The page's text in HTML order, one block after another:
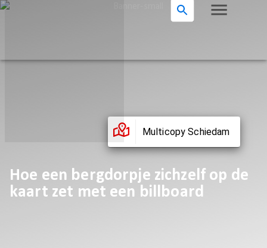
Multicopy Schiedam
Hoe een bergdorpje zichzelf op de
kaart zet met een billboard